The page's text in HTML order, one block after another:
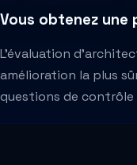
Vous obtenez une
L'évaluation
amélioration la plus
questions de